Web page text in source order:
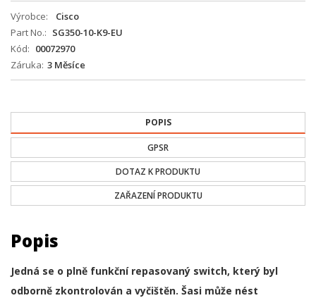
Výrobce
Cisco
Part No.
SG350-10-K9-EU
Kód
00072970
Záruka 3 Měsíce
POPIS
GPSR
DOTAZ K PRODUKTU
ZAŘAZENÍ PRODUKTU
Popis
Jedná se o plně funkční repasovaný switch, který byl
odborně zkontrolován a vyčištěn. Šasi může nést